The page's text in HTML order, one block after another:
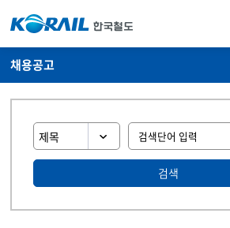
채용공고
검색